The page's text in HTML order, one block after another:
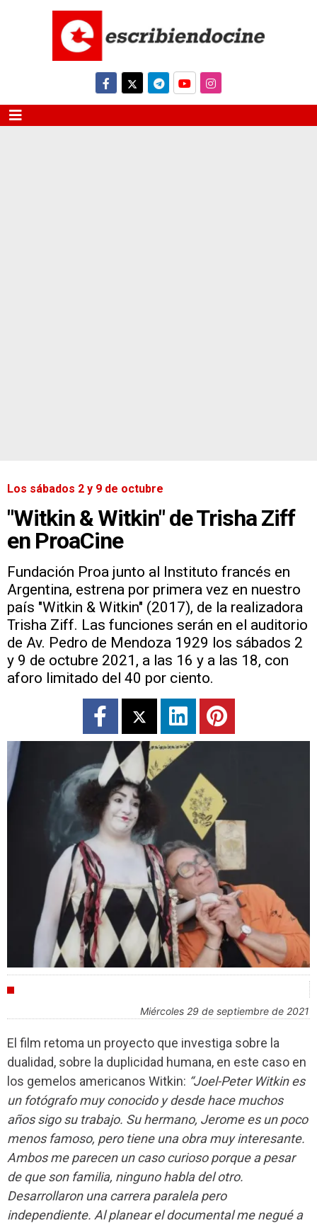
Los sábados 2 y 9 de octubre
"Witkin & Witkin" de Trisha Ziff
en ProaCine
Fundación Proa junto al Instituto francés en
Argentina, estrena por primera vez en nuestro
país "Witkin & Witkin" (2017), de la realizadora
Trisha Ziff. Las funciones serán en el auditorio
de Av. Pedro de Mendoza 1929 los sábados 2
y 9 de octubre 2021, a las 16 y a las 18, con
aforo limitado del 40 por ciento.
miércoles 29 de septiembre de 2021
El film retoma un proyecto que investiga sobre la
dualidad, sobre la duplicidad humana, en este caso en
los gemelos americanos Witkin: “Joel-Peter Witkin es
un fotógrafo muy conocido y desde hace muchos
años sigo su trabajo. Su hermano, Jerome es un poco
menos famoso, pero tiene una obra muy interesante.
Ambos me parecen un caso curioso porque a pesar
de que son familia, ninguno habla del otro.
Desarrollaron una carrera paralela pero
independiente. Al planear el documental me negué a